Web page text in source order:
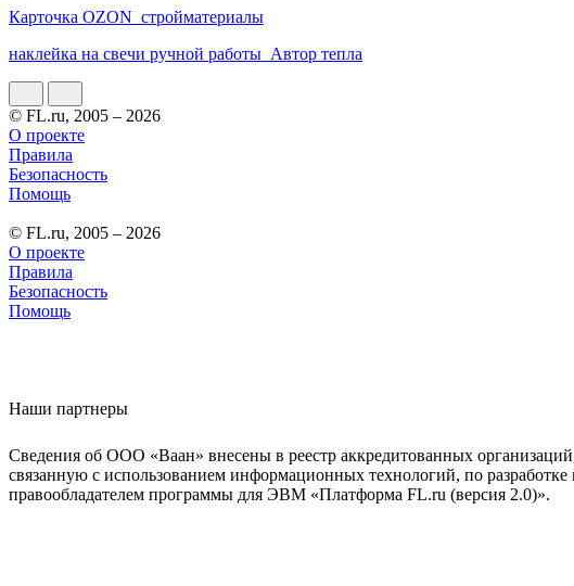
Карточка OZON_стройматериалы
наклейка на свечи ручной работы_Автор тепла
© FL.ru, 2005 – 2026
О проекте
Правила
Безопасность
Помощь
© FL.ru, 2005 – 2026
О проекте
Правила
Безопасность
Помощь
Наши партнеры
Сведения об ООО «Ваан» внесены в реестр аккредитованных
связанную с использованием информационных технологий, по
правообладателем программы для ЭВМ «Платформа FL.ru (версия 2.0)».